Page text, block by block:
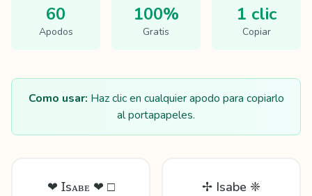
60
Apodos
100%
Gratis
1 clic
Copiar
Como usar: Haz clic en cualquier apodo para copiarlo
al portapapeles.
❤ Ɪsᴀʙᴇ ❤ □ ✢ Isabe ❈